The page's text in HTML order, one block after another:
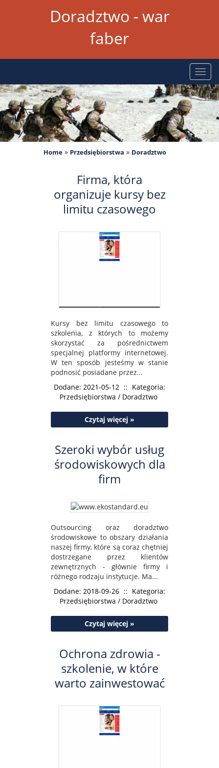
Doradztwo - war
faber
Home » Przedsiębiorstwa » Doradztwo
Firma, która
organizuje kursy bez
limitu czasowego
Kursy bez limitu czasowego to
szkolenia, z których to możemy
skorzystać za pośrednictwem
specjalnej platformy internetowej.
W ten sposób jesteśmy w stanie
podnosić posiadane przez...
Dodane: 2021-05-12 :: Kategoria:
Przedsiębiorstwa / Doradztwo
Czytaj więcej »
Szeroki wybór usług
środowiskowych dla
firm
Outsourcing oraz doradztwo
środowiskowe to obszary działania
naszej firmy, które są coraz chętniej
dostrzegane przez klientów
zewnętrznych - głównie firmy i
różnego rodzaju instytucje. Ma...
Dodane: 2018-09-26 :: Kategoria:
Przedsiębiorstwa / Doradztwo
Czytaj więcej »
Ochrona zdrowia -
szkolenie, w które
warto zainwestować